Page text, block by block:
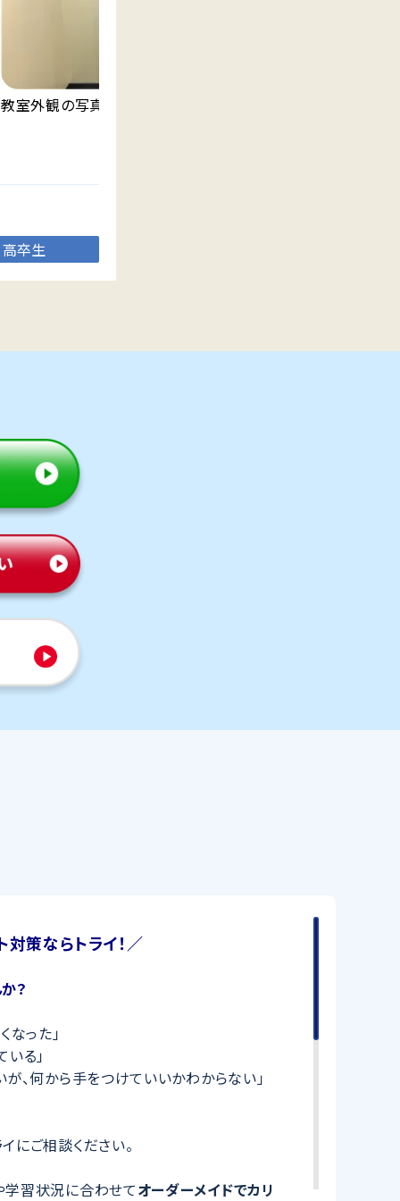
教室外観の写真です。
高卒生
策ならトライ！／
？
なった」
る」
、何から手をつけていいかわからない」
にご相談ください。
習状況に合わせてオーダーメイドでカリ